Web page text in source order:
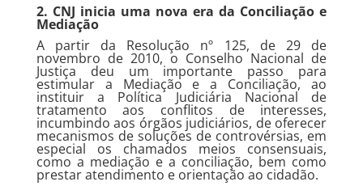
2. CNJ inicia uma nova era da Conciliação e
Mediação
A partir da Resolução nº 125, de 29 de
novembro de 2010, o Conselho Nacional de
Justiça deu um importante passo para
estimular a Mediação e a Conciliação, ao
instituir a Política Judiciária Nacional de
tratamento aos conflitos de interesses,
incumbindo aos órgãos judiciários, de oferecer
mecanismos de soluções de controvérsias, em
especial os chamados meios consensuais,
como a mediação e a conciliação, bem como
prestar atendimento e orientação ao cidadão.